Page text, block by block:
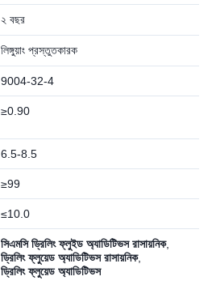
২ বছর
লিঙ্গুয়াং প্রস্তুতকারক
9004-32-4
≥0.90
6.5-8.5
≥99
≤10.0
সিএমসি ড্রিলিং ফ্লুইড অ্যাডিটিভস রাসায়নিক,
ড্রিলিং ফ্লুয়েড অ্যাডিটিভস রাসায়নিক,
ড্রিলিং ফ্লুয়েড অ্যাডিটিভস